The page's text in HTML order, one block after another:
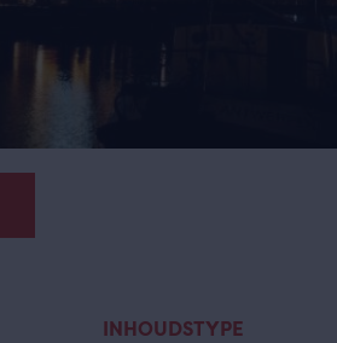
INHOUDSTYPE